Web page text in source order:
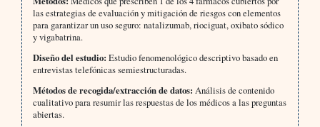
las estrategias de evaluación y mitigación de riesgos con elementos
para garantizar un uso seguro: natalizumab, riociguat, oxibato sódico
y vigabatrina.
Diseño del estudio: Estudio fenomenológico descriptivo basado en
entrevistas telefónicas semiestructuradas.
Métodos de recogida/extracción de datos: Análisis de contenido
cualitativo para resumir las respuestas de los médicos a las preguntas
abiertas.